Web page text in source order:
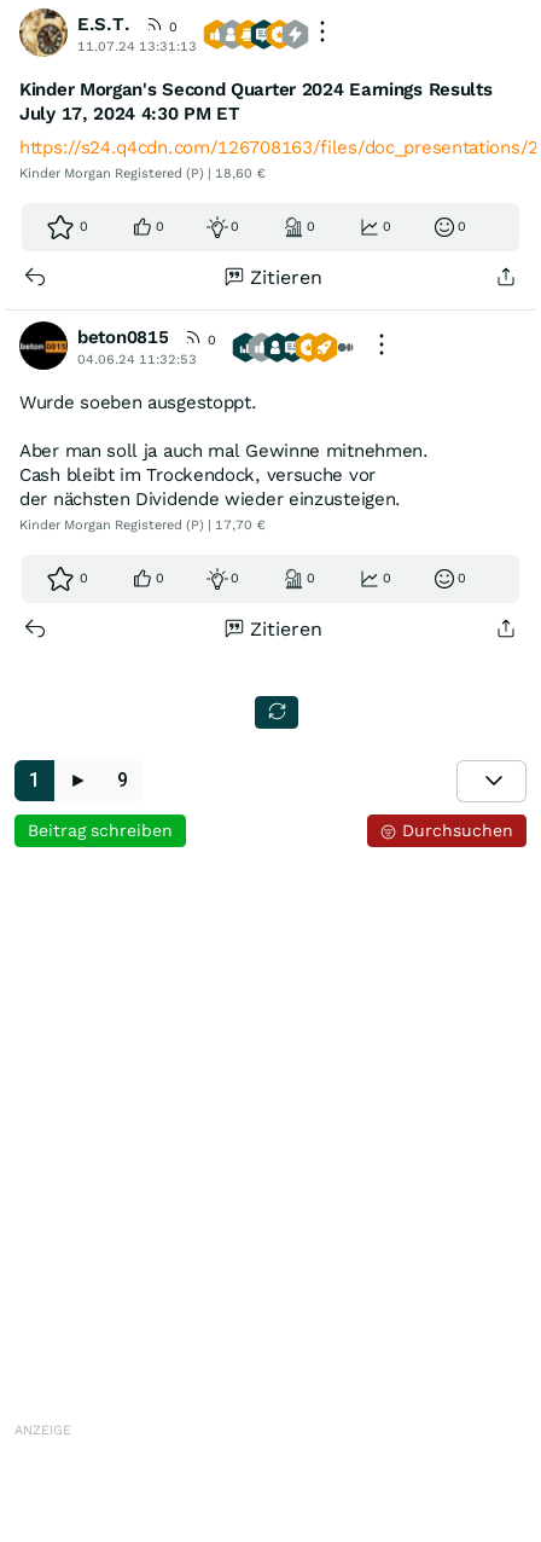
E.S.T.
0
11.07.24 13:31:13
Kinder Morgan's Second Quarter 2024 Earnings Results
July 17, 2024 4:30 PM ET
https://s24.q4cdn.com/126708163/files/doc_presentations/
Kinder Morgan Registered (P) | 18,60 €
0 0 0 0 0 0
Zitieren
beton0815
0
04.06.24 11:32:53
Wurde soeben ausgestoppt.
Aber man soll ja auch mal Gewinne mitnehmen.
Cash bleibt im Trockendock, versuche vor
der nächsten Dividende wieder einzusteigen.
Kinder Morgan Registered (P) | 17,70 €
0 0 0 0 0 0
Zitieren
1 ► 9
Durchsuchen
Beitrag schreiben